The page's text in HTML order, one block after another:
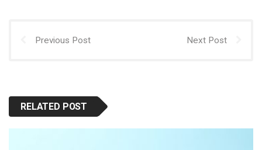
Previous Post Next Post
RELATED POST